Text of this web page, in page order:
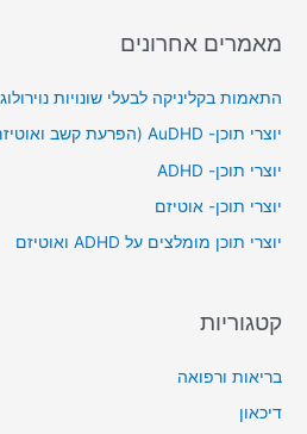
r
o
r
:
מאמרים אחרונים
התאמות בקליניקה לבעלי שונויות
יוצרי תוכן- AuDHD (הפרעת קשב ואוטיזם יחד)
יוצרי תוכן- ADHD
יוצרי תוכן- אוטיזם
יוצרי תוכן מומלצים על ADHD ואוטיזם
קטגוריות
בריאות ורפואה
דיכאון